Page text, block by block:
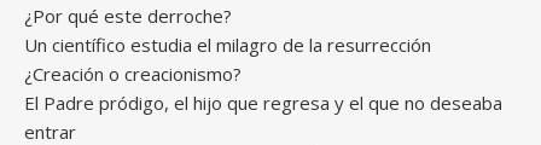
¿Por qué este derroche?
Un científico estudia el milagro de la resurrección
¿Creación o creacionismo?
El Padre pródigo, el hijo que regresa y el que no deseaba
entrar